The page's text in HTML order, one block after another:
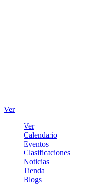
Ver
Ver
Calendario
Eventos
Clasificaciones
Noticias
Tienda
Blogs